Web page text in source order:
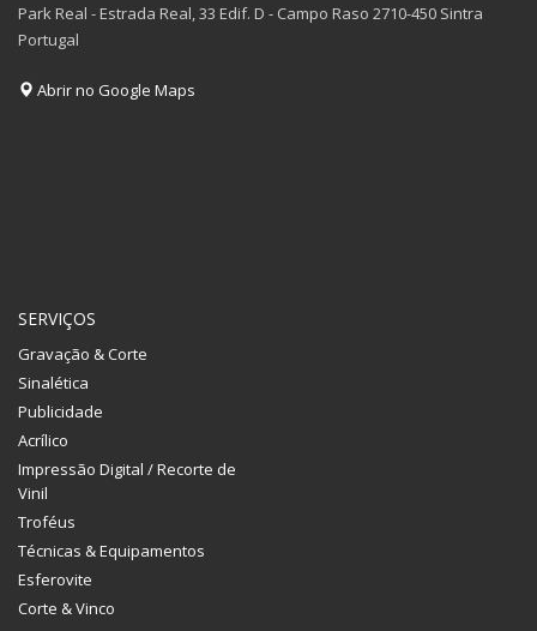
Park Real - Estrada Real, 33 Edif. D - Campo Raso 2710-450 Sintra
Portugal
Abrir no Google Maps
SERVIÇOS
Gravação & Corte
Sinalética
Publicidade
Acrílico
Impressão Digital / Recorte de
Vinil
Troféus
Técnicas & Equipamentos
Esferovite
Corte & Vinco